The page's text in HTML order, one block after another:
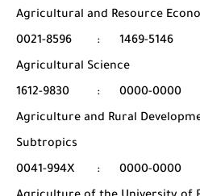
Agricultural and Resource
0021-8596
: 1469-5146
Agricultural Science
1612-9830
: 0000-0000
Agriculture and Rural
Subtropics
0041-994X
: 0000-0000